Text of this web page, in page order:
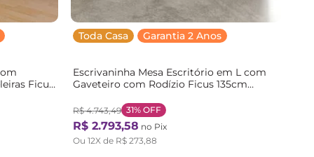
Ficus
Toda Casa Garantia 2 Anos
Escrivaninha Mesa Escritório em L com
Gaveteiro com Rodízio Ficus 135cm
R$ 4.743,49 31% OFF
R$ 2.793,58 no Pix
Ou12X de R$ 273,88